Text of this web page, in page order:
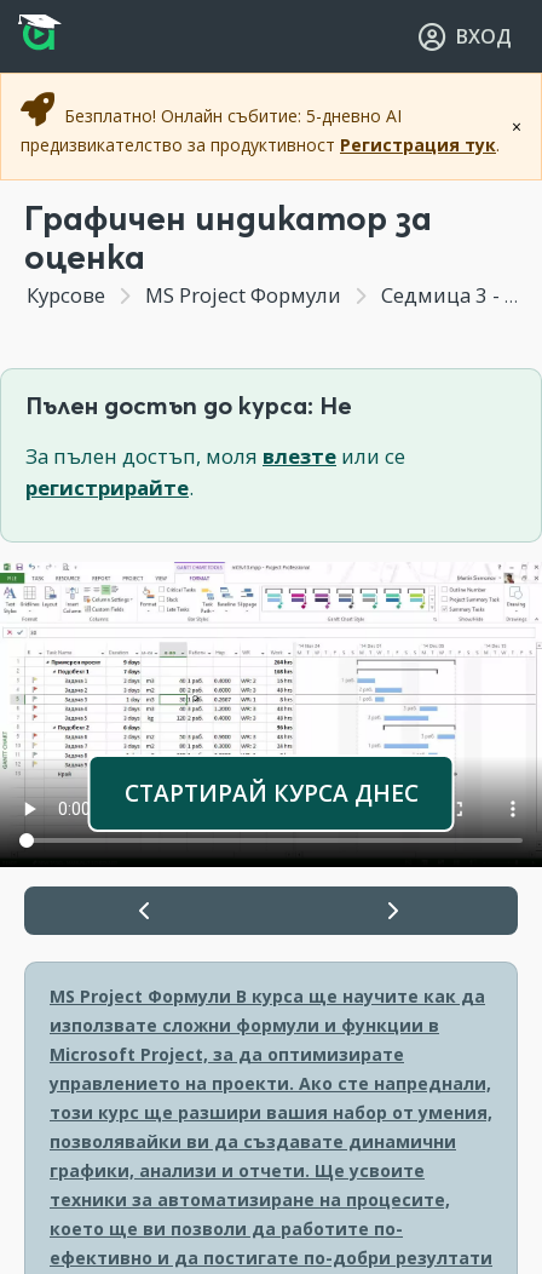
Прескочи към основното съдържание
Прескочи към навигацията
ВХОД
×
Безплатно! Онлайн събитие: 5-дневно AI
предизвикателство за продуктивност Регистрация тук.
Графичен индикатор за
оценка
Курсове MS Project Формули Седмица 3 - Създаване на основи за Минипроект 01 и въвеждане на основни формули
Пълен достъп до курса: Не
За пълен достъп, моля влезте или се
регистрирайте.
СТАРТИРАЙ КУРСА ДНЕС
MS Project Формули В курса ще научите как да
използвате сложни формули и функции в
Microsoft Project, за да оптимизирате
управлението на проекти. Ако сте напреднали,
този курс ще разшири вашия набор от умения,
позволявайки ви да създавате динамични
графики, анализи и отчети. Ще усвоите
техники за автоматизиране на процесите,
което ще ви позволи да работите по-
ефективно и да постигате по-добри резултати